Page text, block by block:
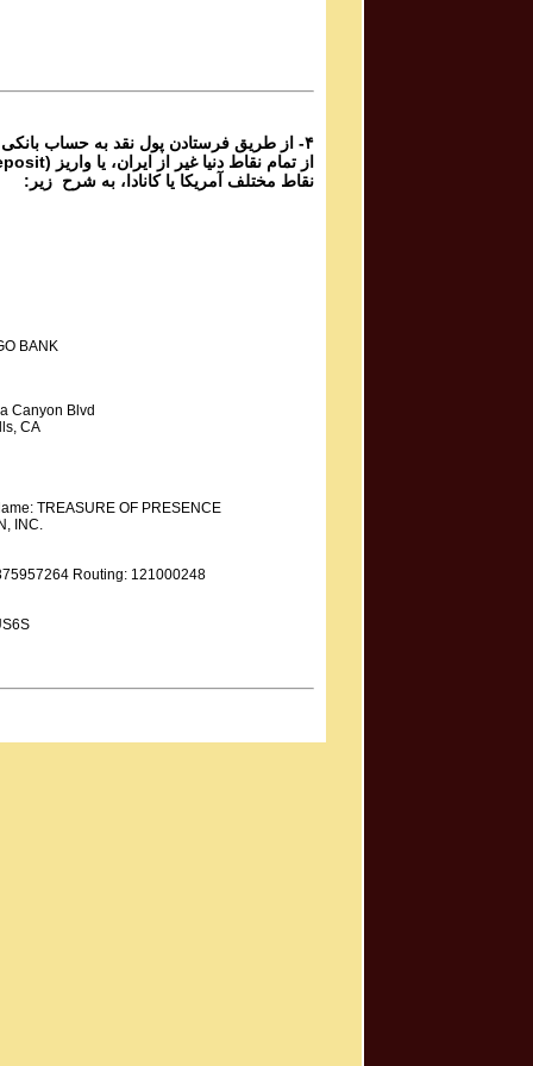
۴- از طریق فرستادن پول نقد به حساب
نقاط مختلف آمریکا یا کانادا، به شرح زیر:
BANK
Canyon Blvd
CA
TREASURE OF PRESENCE
INC.
Routing: 121000248